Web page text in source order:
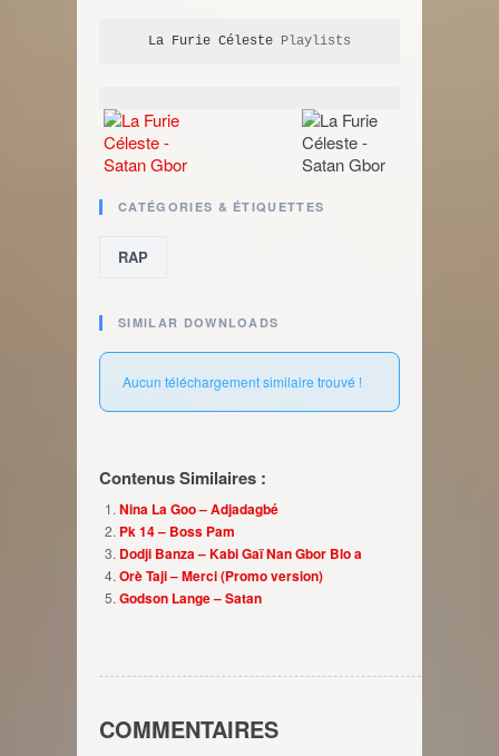
La Furie Céleste Playlists
CATÉGORIES & ÉTIQUETTES
RAP
SIMILAR DOWNLOADS
Aucun téléchargement similaire trouvé !
Contenus Similaires :
Nina La Goo – Adjadagbé
Pk 14 – Boss Pam
Dodji Banza – Kabi Gaï Nan Gbor Blo a
Orè Taji – Merci (Promo version)
Godson Lange – Satan
COMMENTAIRES